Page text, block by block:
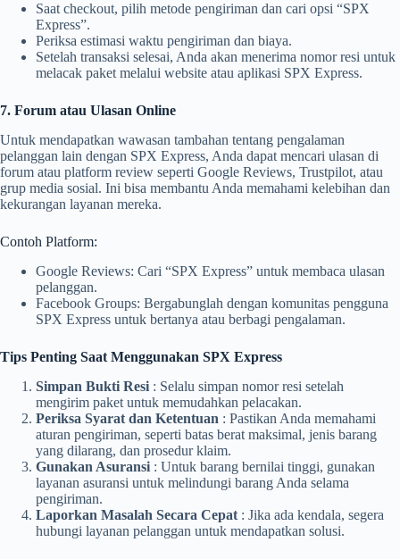
Saat checkout, pilih metode pengiriman dan cari opsi “SPX
Express”.
Periksa estimasi waktu pengiriman dan biaya.
Setelah transaksi selesai, Anda akan menerima nomor resi untuk
melacak paket melalui website atau aplikasi SPX Express.
7. Forum atau Ulasan Online
Untuk mendapatkan wawasan tambahan tentang pengalaman
pelanggan lain dengan SPX Express, Anda dapat mencari ulasan di
forum atau platform review seperti Google Reviews, Trustpilot, atau
grup media sosial. Ini bisa membantu Anda memahami kelebihan dan
kekurangan layanan mereka.
Contoh Platform:
Google Reviews: Cari “SPX Express” untuk membaca ulasan
pelanggan.
Facebook Groups: Bergabunglah dengan komunitas pengguna
SPX Express untuk bertanya atau berbagi pengalaman.
Tips Penting Saat Menggunakan SPX Express
Simpan Bukti Resi : Selalu simpan nomor resi setelah
mengirim paket untuk memudahkan pelacakan.
Periksa Syarat dan Ketentuan : Pastikan Anda memahami
aturan pengiriman, seperti batas berat maksimal, jenis barang
yang dilarang, dan prosedur klaim.
Gunakan Asuransi : Untuk barang bernilai tinggi, gunakan
layanan asuransi untuk melindungi barang Anda selama
pengiriman.
Laporkan Masalah Secara Cepat : Jika ada kendala, segera
hubungi layanan pelanggan untuk mendapatkan solusi.